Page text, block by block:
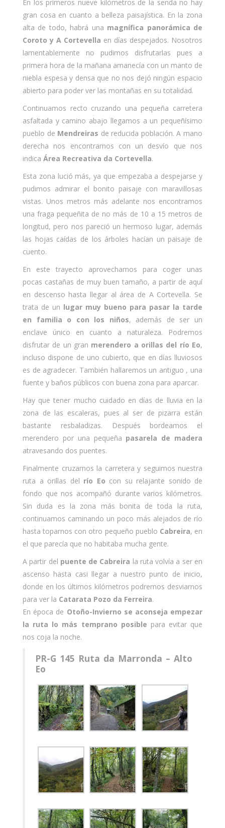
En los primeros nueve kilómetros de la senda no hay
gran cosa en cuanto a belleza paisajística. En la zona
alta de todo, habrá una magnífica panorámica de
Coroto y A Cortevella en días despejados. Nosotros
lamentablemente no pudimos disfrutarlas pues a
primera hora de la mañana amanecía con un manto de
niebla espesa y densa que no nos dejó ningún espacio
abierto para poder ver las montañas en su totalidad.
Continuamos recto cruzando una pequeña carretera
asfaltada y camino abajo llegamos a un pequeñísimo
pueblo de Mendreiras de reducida población. A mano
derecha nos encontramos con un desvío que nos
indica Área Recreativa da Cortevella.
Esta zona lució más, ya que empezaba a despejarse y
pudimos admirar el bonito paisaje con maravillosas
vistas. Unos metros más adelante nos encontramos
una fraga pequeñita de no más de 10 a 15 metros de
longitud, pero nos pareció un hermoso lugar, además
las hojas caídas de los árboles hacían un paisaje de
cuento.
En este trayecto aprovechamos para coger unas
pocas castañas de muy buen tamaño, a partir de aquí
en descenso hasta llegar al área de A Cortevella. Se
trata de un lugar muy bueno para pasar la tarde
en familia o con los niños, además de ser un
enclave único en cuanto a naturaleza. Podremos
disfrutar de un gran merendero a orillas del río Eo,
incluso dispone de uno cubierto, que en días lluviosos
es de agradecer. También hallaremos un antiguo , una
fuente y baños públicos con buena zona para aparcar.
Hay que tener mucho cuidado en días de lluvia en la
zona de las escaleras, pues al ser de pizarra están
bastante resbaladizas. Después bordeamos el
merendero por una pequeña pasarela de madera
atravesando dos puentes.
Finalmente cruzamos la carretera y seguimos nuestra
ruta a orillas del río Eo con su relajante sonido de
fondo que nos acompañó durante varios kilómetros.
Sin duda es la zona más bonita de toda la ruta,
continuamos caminando un poco más alejados de río
hasta toparnos con otro pequeño pueblo Cabreira, en
el que parecía que no habitaba mucha gente.
A partir del puente de Cabreira la ruta volvía a ser en
ascenso hasta casi llegar a nuestro punto de inicio,
donde en los últimos kilómetros podremos desviarnos
para ver la Catarata Pozo da Ferreira.
En época de Otoño-Invierno se aconseja empezar
la ruta lo más temprano posible para evitar que
nos coja la noche.
PR-G 145 Ruta da Marronda – Alto
Eo